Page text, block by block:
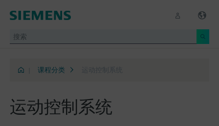
课程分类 运动控制系统
运动控制系统